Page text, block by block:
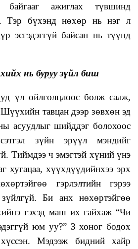
байгааг ажиглах түвшинд
Тэр бүхэнд нөхөр нь нэг л
эсгэдэггүй байсан нь түүнд
нь буруу зүйл биш
үл ойлголцлоос болж салж,
тавцан дээр зөвхөн эд
асуудлыг шийддэг болохоос
зүйн эрүүл мэндийг
Тиймдээ ч эмэгтэй хүний үнэ
хугацаа, хүүхдүүдийнхээ эрх
гэрлэлтийн гэрээ
Би анх нөхөртэйгөө
гэхэд маш их гайхаж “Чи
юм уу?” 3 хоног бодох
Мэдээж бидний хайр